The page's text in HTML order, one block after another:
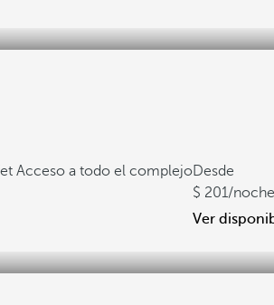
Acceso a todo el complejoDesde
201/noche
Ver